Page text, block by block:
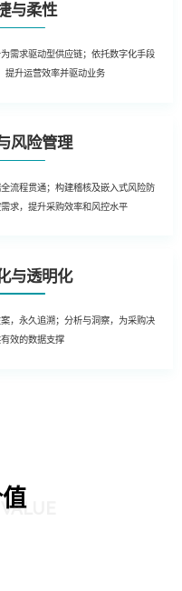
与柔性
需求驱动型供应链；依托数字化手段
提升运营效率并驱动业务
风险管理
流程贯通；构建稽核及嵌入式风险防
求，提升采购效率和风控水平
与透明化
，永久追溯；分析与洞察，为采购决
效的数据支撑